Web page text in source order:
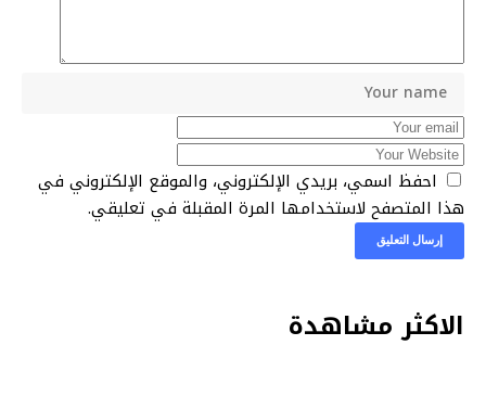
احفظ اسمي، بريدي الإلكتروني، والموقع الإلكتروني في
هذا المتصفح لاستخدامها المرة المقبلة في تعليقي.
الاكثر مشاهدة